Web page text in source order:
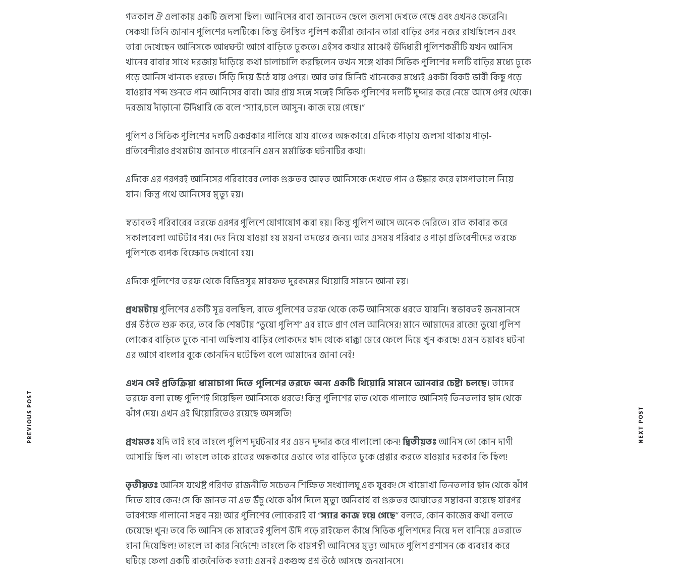
গতকাল ঐ এলাকায় একটি জলসা ছিল। আনিসের বাবা জানতেন ছেলে জলসা দেখতে গেছে এবং এখনও ফেরেনি।
সেকথা তিনি জানান পুলিশের দলটিকে। কিন্তু উপস্থিত পুলিশ কর্মীরা জানান তারা বাড়ির ওপর নজর রাখছিলেন এবং
তারা দেখেছেন আনিসকে আধঘন্টা আগে বাড়িতে ঢুকতে। এইসব কথার মাঝেই উর্দিধারী পুলিশকর্মীটি যখন আনিস
খানের বাবার সাথে দরজায় দাঁড়িয়ে কথা চালাচালি করছিলেন তখন সঙ্গে থাকা সিভিক পুলিশের দলটি বাড়ির মধ্যে ঢুকে
পড়ে আনিস খানকে ধরতে। সিঁড়ি দিয়ে উঠে যায় ওপরে। আর তার মিনিট খানেকের মধ্যেই একটা বিকট ভারী কিছু পড়ে
যাওয়ার শব্দ শুনতে পান আনিসের বাবা। আর প্রায় সঙ্গে সঙ্গেই সিভিক পুলিশের দলটি দুদ্দার করে নেমে আসে ওপর থেকে।
দরজায় দাঁড়ানো উর্দিধারি কে বলে “স্যার,চলে আসুন। কাজ হয়ে গেছে।”
পুলিশ ও সিভিক পুলিশের দলটি একপ্রকার পালিয়ে যায় রাতের অন্ধকারে। এদিকে পাড়ায় জলসা থাকায় পাড়া-
প্রতিবেশীরাও প্রথমটায় জানতে পারেননি এমন মর্মান্তিক ঘটনাটির কথা।
এদিকে এর পরপরই আনিসের পরিবারের লোক গুরুতর আহত আনিসকে দেখতে পান ও উদ্ধার করে হাসপাতালে নিয়ে
যান। কিন্তু পথে আনিসের মৃত্যু হয়।
স্বভাবতই পরিবারের তরফে এরপর পুলিশে যোগাযোগ করা হয়। কিন্তু পুলিশ আসে অনেক দেরিতে। রাত কাবার করে
সকালবেলা আটটার পর। দেহ নিয়ে যাওয়া হয় ময়না তদন্তের জন্য। আর এসময় পরিবার ও পাড়া প্রতিবেশীদের তরফে
পুলিশকে ব্যপক বিক্ষোভ দেখানো হয়।
এদিকে পুলিশের তরফ থেকে বিভিন্নসূত্র মারফত দুরকমের থিয়োরি সামনে আনা হয়।
প্রথমটায়পুলিশের একটি সূত্র বলছিল, রাতে পুলিশের তরফ থেকে কেউ আনিসকে ধরতে যায়নি। স্বভাবতই জনমানসে
প্রশ্ন উঠতে শুরু করে, তবে কি শেষটায় “ভুয়ো পুলিশ” এর হাতে প্রাণ গেল আনিসের! মানে আমাদের রাজ্যে ভুয়ো পুলিশ
লোকের বাড়িতে ঢুকে নানা অছিলায় বাড়ির লোকদের ছাদ থেকে ধাক্কা মেরে ফেলে দিয়ে খুন করছে! এমন ভয়াবহ ঘটনা
এর আগে বাংলার বুকে কোনদিন ঘটেছিল বলে আমাদের জানা নেই!
এখন সেই প্রতিক্রিয়া ধামাচাপা দিতে পুলিশের তরফে অন্য একটি থিয়োরি সামনে আনবার চেষ্টা চলছে। তাদের
তরফে বলা হচ্ছে পুলিশই গিয়েছিল আনিসকে ধরতে! কিন্তু পুলিশের হাত থেকে পালাতে আনিসই তিনতলার ছাদ থেকে
ঝাঁপ দেয়। এখন এই থিয়োরিতেও রয়েছে অসঙ্গতি!
প্রথমতঃযদি তাই হবে তাহলে পুলিশ দুর্ঘটনার পর এমন দুদ্দার করে পালালো কেন!দ্বিতীয়তঃআনিস তো কোন দাগী
আসামি ছিল না। তাহলে তাকে রাতের অন্ধকারে এভাবে তার বাড়িতে ঢুকে গ্রেপ্তার করতে যাওয়ার দরকার কি ছিল!
তৃতীয়তঃআনিস যথেষ্ট পরিণত রাজনীতি সচেতন শিক্ষিত সংখ্যালঘু এক যুবক! সে খামোখা তিনতলার ছাদ থেকে ঝাঁপ
দিতে যাবে কেন! সে কি জানত না এত উঁচু থেকে ঝাঁপ দিলে মৃত্যু অনিবার্য বা গুরুতর আঘাতের সম্ভাবনা রয়েছে যারপর
তারপক্ষে পালানো সম্ভব নয়! আর পুলিশের লোকেরাই বা “স্যার কাজ হয়ে গেছে” বলতে, কোন কাজের কথা বলতে
চেয়েছে! খুন! তবে কি আনিস কে মারতেই পুলিশ উর্দি পড়ে রাইফেল কাঁধে সিভিক পুলিশদের নিয়ে দল বানিয়ে এতরাতে
হানা দিয়েছিল! তাহলে তা কার নির্দেশে! তাহলে কি বামপন্থী আনিসের মৃত্যু আদতে পুলিশ প্রশাসন কে ব্যবহার করে
ঘটিয়ে ফেলা একটি রাজনৈতিক হত্যা! এমনই একগুচ্ছ প্রশ্ন উঠে আসছে জনমানসে।
PREVIOUS POST NEXT POST